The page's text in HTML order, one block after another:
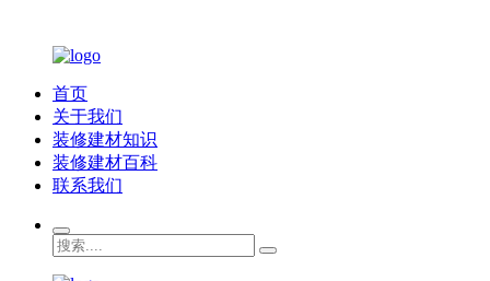
首页
关于我们
装修建材知识
装修建材百科
联系我们